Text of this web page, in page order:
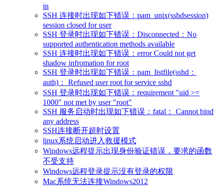
in
SSH 连接时出现如下错误：pam_unix(sshdsession)
session closed for user
SSH 登录时出现如下错误：Disconnected：No
supported authentication methods available
SSH 连接时出现如下错误：error Could not get
shadow infromation for root
SSH 登录时出现如下错误：pam_listfile(sshd：
auth)： Refused user root for service sshd
SSH 登录时出现如下错误：requirement "uid >=
1000" not met by user "root"
SSH 服务启动时出现如下错误：fatal： Cannot bind
any address
SSH连接断开超时设置
linux系统启动进入救援模式
Windows远程提示出现身份验证错误，要求的函数
不受支持
Windows远程登录提示没有登录的权限
Mac系统无法连接Windows2012